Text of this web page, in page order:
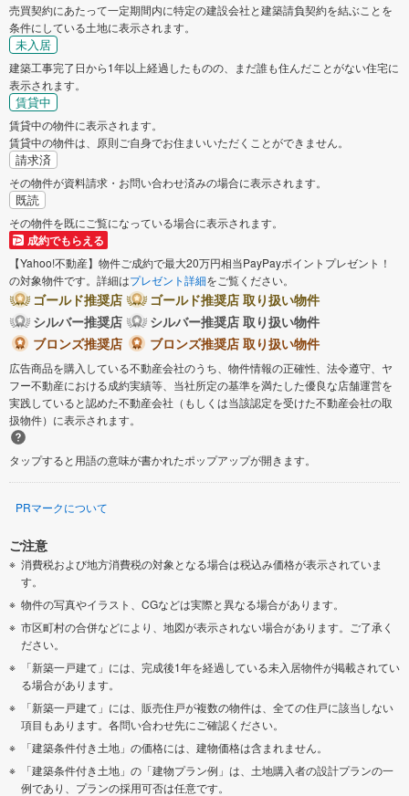
相模原市
緑区
南区
神奈川県のそのほかの地域
横須賀市 平塚市
鎌倉市
小田原市 茅ヶ崎市
逗子市 三浦市
秦野市 厚木市
大和市
海老名市 座間市
高座郡寒川町 中郡大磯町
中郡二宮町 足柄上郡山北町
足柄上郡開成町 足柄下郡箱根町
足柄下郡真鶴町 足柄下郡湯河原町
売買契約にあたって一定期間内に特定の建設会社と建築請負契約を結ぶことを
条件にしている土地に表示されます。
未入居
建築工事完了日から1年以上経過したものの、まだ誰も住んだことがない住宅に
表示されます。
賃貸中
賃貸中の物件に表示されます。
賃貸中の物件は、原則ご自身でお住まいいただくことができません。
請求済
その物件が資料請求・お問い合わせ済みの場合に表示されます。
既読
その物件を既にご覧になっている場合に表示されます。
成約でもらえる
【Yahoo!不動産】物件ご成約で最大20万円相当PayPayポイントプレゼント！
の対象物件です。詳細はプレゼント詳細をご覧ください。
ゴールド推奨店
ゴールド推奨店 取り扱い物件
シルバー推奨店
シルバー推奨店 取り扱い物件
ブロンズ推奨店
ブロンズ推奨店 取り扱い物件
広告商品を購入している不動産会社のうち、物件情報の正確性、法令遵守、ヤ
フー不動産における成約実績等、当社所定の基準を満たした優良な店舗運営を
実践していると認めた不動産会社（もしくは当該認定を受けた不動産会社の取
扱物件）に表示されます。
タップすると用語の意味が書かれたポップアップが開きます。
PRマークについて
ご注意
消費税および地方消費税の対象となる場合は税込み価格が表示されていま
す。
物件の写真やイラスト、CGなどは実際と異なる場合があります。
市区町村の合併などにより、地図が表示されない場合があります。ご了承く
ださい。
「新築一戸建て」には、完成後1年を経過している未入居物件が掲載されてい
る場合があります。
「新築一戸建て」には、販売住戸が複数の物件は、全ての住戸に該当しない
項目もあります。各問い合わせ先にご確認ください。
「建築条件付き土地」の価格には、建物価格は含まれません。
「建築条件付き土地」の「建物プラン例」は、土地購入者の設計プランの一
例であり、プランの採用可否は任意です。